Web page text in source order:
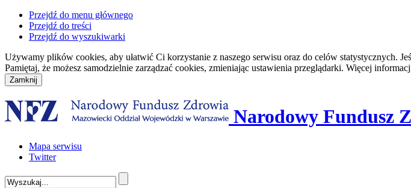
Przejdź do menu głównego
Przejdź do treści
Przejdź do wyszukiwarki
Używamy plików cookies, aby ułatwić Ci korzystanie z naszego serwisu oraz do celów statystycznych.
Pamiętaj, że możesz samodzielnie zarządzać cookies, zmieniając ustawienia przeglądarki. Więcej
Narodowy Fundusz
Mapa serwisu
Twitter